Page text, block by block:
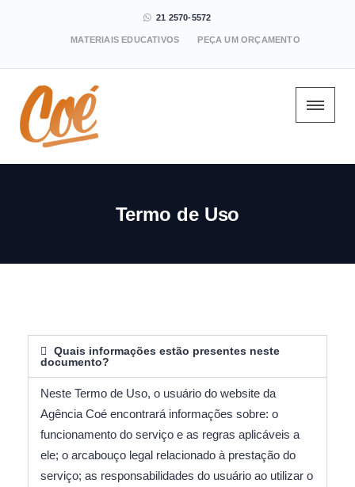
21 2570-5572
MATERIAIS EDUCATIVOS PEÇA UM ORÇAMENTO
Termo de Uso
Quais informações estão presentes neste
documento?
Neste Termo de Uso, o usuário do website da
Agência Coé encontrará informações sobre: o
funcionamento do serviço e as regras aplicáveis a
ele; o arcabouço legal relacionado à prestação do
serviço; as responsabilidades do usuário ao utilizar o